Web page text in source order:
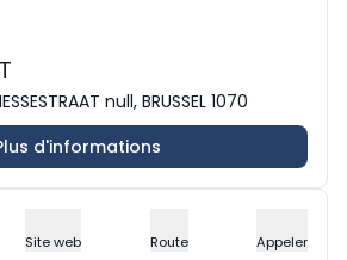
null, BRUSSEL 1070
d'informations
Site web Route Appeler